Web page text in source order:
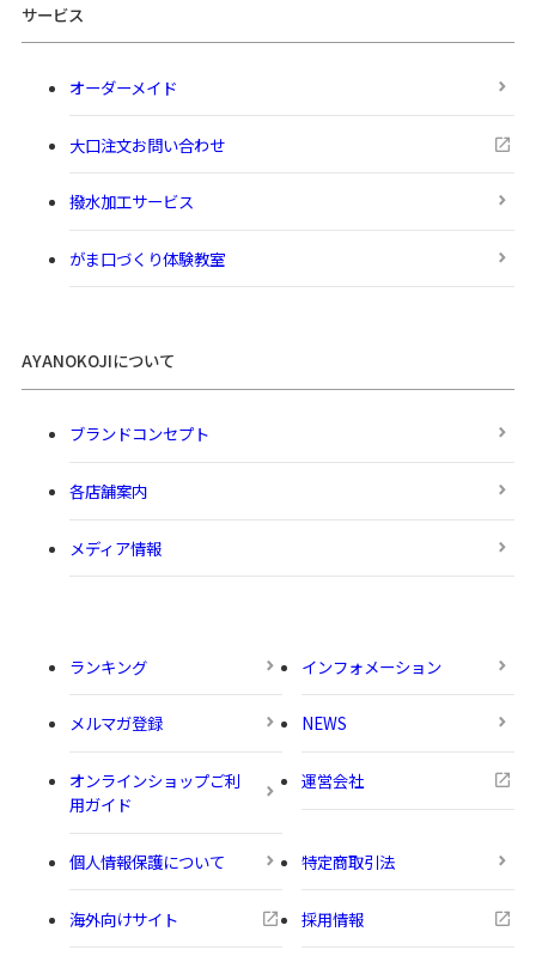
サービス
オーダーメイド
大口注文お問い合わせ
撥水加工サービス
がま口づくり体験教室
AYANOKOJIについて
ブランドコンセプト
各店舗案内
メディア情報
ランキング インフォメーション
メルマガ登録 NEWS
オンラインショップご利
用ガイド
運営会社
個人情報保護について 特定商取引法
海外向けサイト 採用情報